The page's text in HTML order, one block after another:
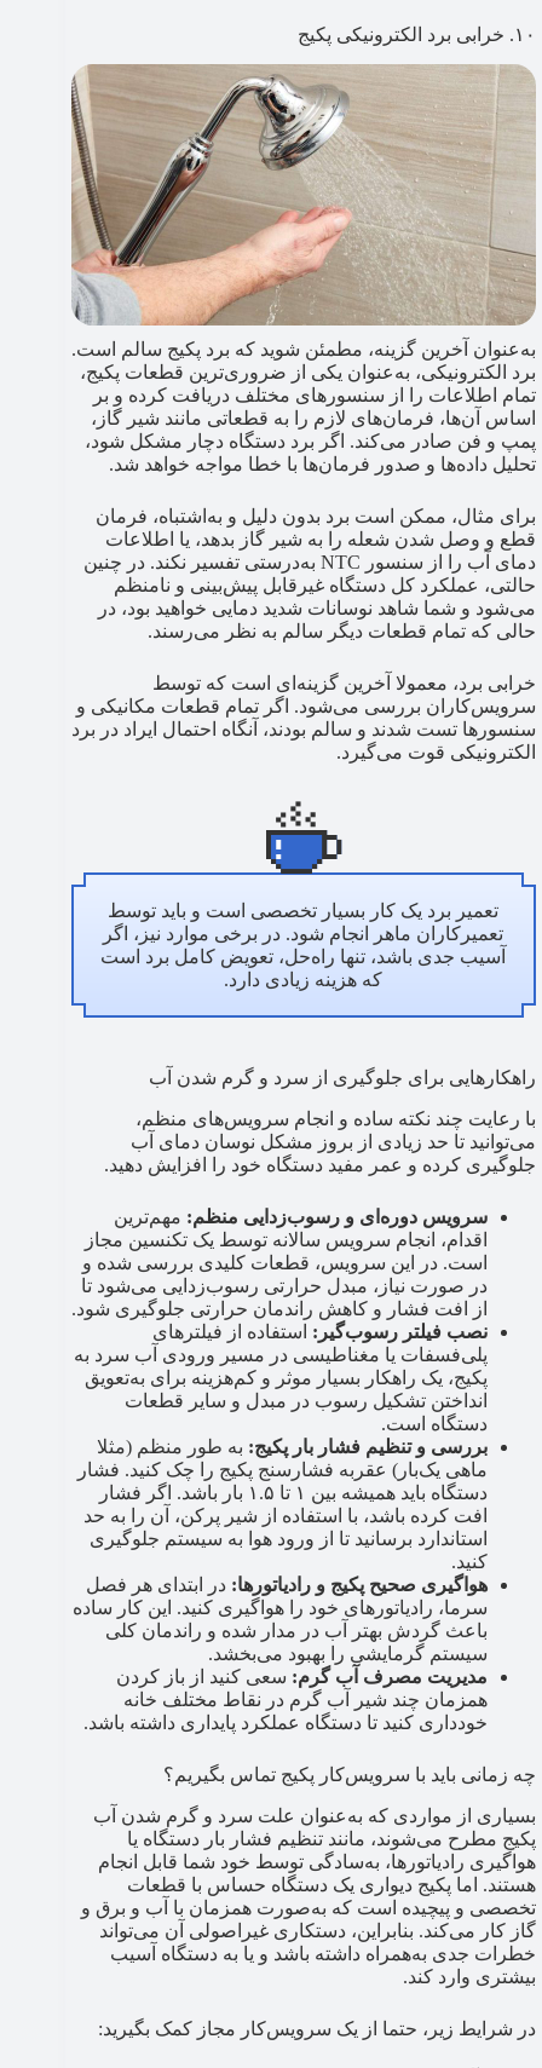
۱۰. خرابی برد الکترونیکی پکیج
به‌عنوان آخرین گزینه، مطمئن شوید که برد پکیج سالم است.
برد الکترونیکی، به‌عنوان یکی از ضروری‌ترین قطعات پکیج،
تمام اطلاعات را از سنسورهای مختلف دریافت کرده و بر
اساس آن‌ها، فرمان‌های لازم را به قطعاتی مانند شیر گاز،
پمپ و فن صادر می‌کند. اگر برد دستگاه دچار مشکل شود،
تحلیل داده‌ها و صدور فرمان‌ها با خطا مواجه خواهد شد.
برای مثال، ممکن است برد بدون دلیل و به‌اشتباه، فرمان
قطع و وصل شدن شعله را به شیر گاز بدهد، یا اطلاعات
دمای آب را از سنسور NTC به‌درستی تفسیر نکند. در چنین
حالتی، عملکرد کل دستگاه غیرقابل پیش‌بینی و نامنظم
می‌شود و شما شاهد نوسانات شدید دمایی خواهید بود، در
حالی که تمام قطعات دیگر سالم به نظر می‌رسند.
خرابی برد، معمولا آخرین گزینه‌ای است که توسط
سرویس‌کاران بررسی می‌شود. اگر تمام قطعات مکانیکی و
سنسورها تست شدند و سالم بودند، آنگاه احتمال ایراد در برد
الکترونیکی قوت می‌گیرد.
تعمیر برد یک کار بسیار تخصصی است و باید توسط
تعمیرکاران ماهر انجام شود. در برخی موارد نیز، اگر
آسیب جدی باشد، تنها راه‌حل، تعویض کامل برد است
که هزینه زیادی دارد.
راهکارهایی برای جلوگیری از سرد و گرم شدن آب
با رعایت چند نکته ساده و انجام سرویس‌های منظم،
می‌توانید تا حد زیادی از بروز مشکل نوسان دمای آب
جلوگیری کرده و عمر مفید دستگاه خود را افزایش دهید.
سرویس دوره‌ای و رسوب‌زدایی منظم: مهم‌ترین
اقدام، انجام سرویس سالانه توسط یک تکنسین مجاز
است. در این سرویس، قطعات کلیدی بررسی شده و
در صورت نیاز، مبدل حرارتی رسوب‌زدایی می‌شود تا
از افت فشار و کاهش راندمان حرارتی جلوگیری شود.
نصب فیلتر رسوب‌گیر: استفاده از فیلترهای
پلی‌فسفات یا مغناطیسی در مسیر ورودی آب سرد به
پکیج، یک راهکار بسیار موثر و کم‌هزینه برای به‌تعویق
انداختن تشکیل رسوب در مبدل و سایر قطعات
دستگاه است.
بررسی و تنظیم فشار بار پکیج: به طور منظم (مثلا
ماهی یک‌بار) عقربه فشارسنج پکیج را چک کنید. فشار
دستگاه باید همیشه بین ۱ تا ۱.۵ بار باشد. اگر فشار
افت کرده باشد، با استفاده از شیر پرکن، آن را به حد
استاندارد برسانید تا از ورود هوا به سیستم جلوگیری
کنید.
هواگیری صحیح پکیج و رادیاتورها: در ابتدای هر فصل
سرما، رادیاتورهای خود را هواگیری کنید. این کار ساده
باعث گردش بهتر آب در مدار شده و راندمان کلی
سیستم گرمایشی را بهبود می‌بخشد.
مدیریت مصرف آب گرم: سعی کنید از باز کردن
همزمان چند شیر آب گرم در نقاط مختلف خانه
خودداری کنید تا دستگاه عملکرد پایداری داشته باشد.
چه زمانی باید با سرویس‌کار پکیج تماس بگیریم؟
بسیاری از مواردی که به‌عنوان علت سرد و گرم شدن آب
پکیج مطرح می‌شوند، مانند تنظیم فشار بار دستگاه یا
هواگیری رادیاتورها، به‌سادگی توسط خود شما قابل انجام
هستند. اما پکیج دیواری یک دستگاه حساس با قطعات
تخصصی و پیچیده است که به‌صورت همزمان با آب و برق و
گاز کار می‌کند. بنابراین، دستکاری غیراصولی آن می‌تواند
خطرات جدی به‌همراه داشته باشد و یا به دستگاه آسیب
بیشتری وارد کند.
در شرایط زیر، حتما از یک سرویس‌کار مجاز کمک بگیرید: